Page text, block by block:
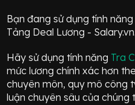
Bạn đang sử dụng tính năng
Tảng Deal Lương - Salary.vn.
Hãy sử dụng tính năng Tra
mức lương chính xác hơn
chuyên môn, quy mô công
luận chuyên sâu của chúng